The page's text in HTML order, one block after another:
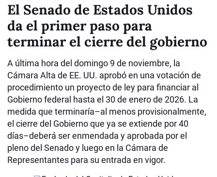
El Senado de Estados Unidos
da el primer paso para
terminar el cierre del gobierno
A última hora del domingo 9 de noviembre, la
Cámara Alta de EE. UU. aprobó en una votación de
procedimiento un proyecto de ley para financiar al
Gobierno federal hasta el 30 de enero de 2026. La
medida que terminaría–al menos provisionalmente,
el cierre del Gobierno que ya se extiende por 40
días–deberá ser enmendada y aprobada por el
pleno del Senado y luego en la Cámara de
Representantes para su entrada en vigor.